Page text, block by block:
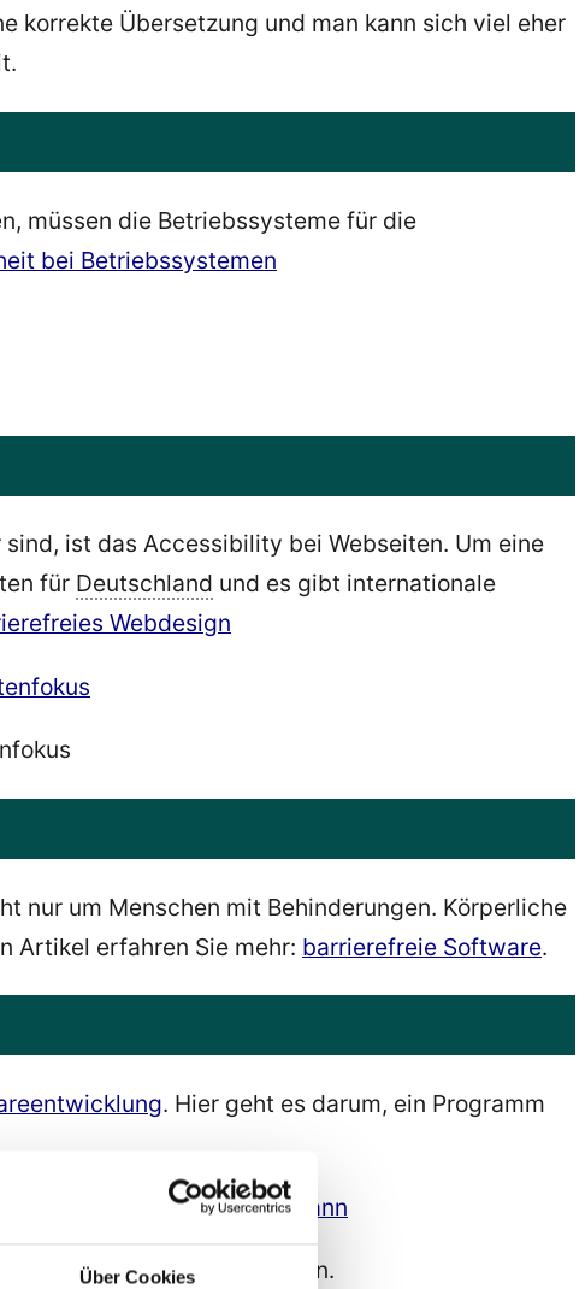
Über Cookies
korrekte Übersetzung und man kann sich viel eher
müssen die Betriebssysteme für die
bei Betriebssystemen
ist das Accessibility bei Webseiten. Um eine
für Deutschland und es gibt internationale
Webdesign
nur um Menschen mit Behinderungen. Körperliche
Artikel erfahren Sie mehr: barrierefreie Software.
. Hier geht es darum, ein Programm
gemacht werden kann.